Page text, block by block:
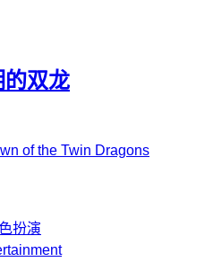
双龙
of the Twin Dragons
扮演